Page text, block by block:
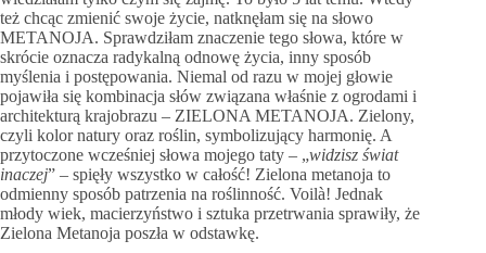
też chcąc zmienić swoje życie, natknęłam się na słowo
METANOJA. Sprawdziłam znaczenie tego słowa, które w
skrócie oznacza radykalną odnowę życia, inny sposób
myślenia i postępowania. Niemal od razu w mojej głowie
pojawiła się kombinacja słów związana właśnie z ogrodami i
architekturą krajobrazu – ZIELONA METANOJA. Zielony,
czyli kolor natury oraz roślin, symbolizujący harmonię. A
przytoczone wcześniej słowa mojego taty – „widzisz świat
inaczej” – spięły wszystko w całość! Zielona metanoja to
odmienny sposób patrzenia na roślinność. Voilà! Jednak
młody wiek, macierzyństwo i sztuka przetrwania sprawiły, że
Zielona Metanoja poszła w odstawkę.